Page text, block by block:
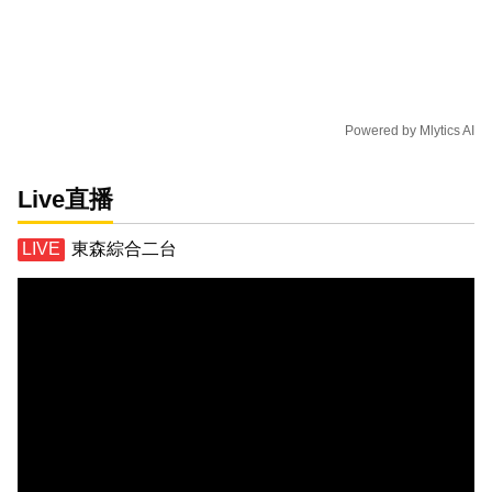
Powered by Mlytics AI
Live直播
東森綜合二台